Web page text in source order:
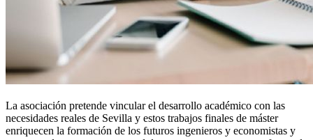
La asociación pretende vincular el desarrollo académico con las
necesidades reales de Sevilla y estos trabajos finales de máster
enriquecen la formación de los futuros ingenieros y economistas y